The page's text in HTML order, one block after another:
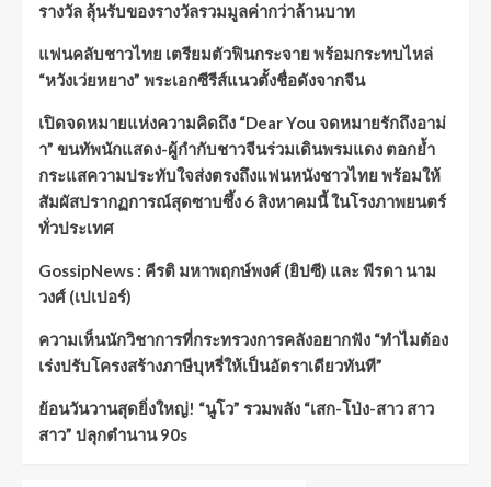
รางวัล ลุ้นรับของรางวัลรวมมูลค่ากว่าล้านบาท
แฟนคลับชาวไทย เตรียมตัวฟินกระจาย พร้อมกระทบไหล่
“หวังเว่ยหยาง” พระเอกซีรีส์แนวตั้งชื่อดังจากจีน
เปิดจดหมายแห่งความคิดถึง “Dear You จดหมายรักถึงอาม่
า” ขนทัพนักแสดง-ผู้กำกับชาวจีนร่วมเดินพรมแดง ตอกย้ำ
กระแสความประทับใจส่งตรงถึงแฟนหนังชาวไทย พร้อมให้
สัมผัสปรากฏการณ์สุดซาบซึ้ง 6 สิงหาคมนี้ ในโรงภาพยนตร์
ทั่วประเทศ
GossipNews : คีรติ มหาพฤกษ์พงศ์ (ยิปซี) และ พีรดา นาม
วงศ์ (เปเปอร์)
ความเห็นนักวิชาการที่กระทรวงการคลังอยากฟัง “ทำไมต้อง
เร่งปรับโครงสร้างภาษีบุหรี่ให้เป็นอัตราเดียวทันที”
ย้อนวันวานสุดยิ่งใหญ่! “นูโว” รวมพลัง “เสก-โป่ง-สาว สาว
สาว” ปลุกตำนาน 90s